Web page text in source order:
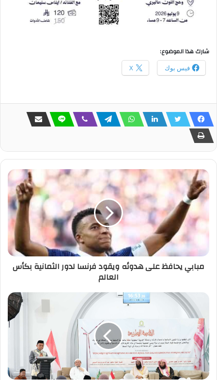
شارك هذا الموضوع:
فيس بوك X
مبابي يحافظ على هدوئه ويقود فرنسا لدور الثمانية بكأس
العالم